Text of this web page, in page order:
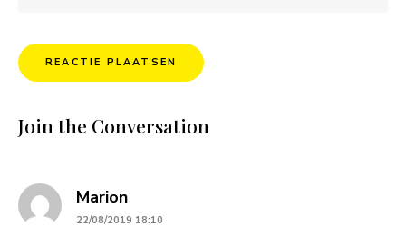
Join the Conversation
Marionsays:
22/08/2019 18:10